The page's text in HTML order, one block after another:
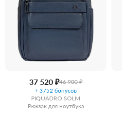
37 520 ₽46 900 ₽
+ 3752 бонусов
PIQUADRO SOLM
Рюкзак для ноутбука